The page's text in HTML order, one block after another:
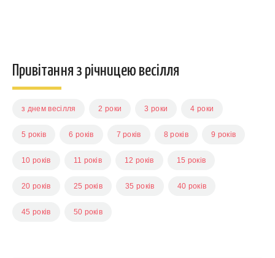
Привітання з річницею весілля
з днем весілля 2 роки 3 роки 4 роки
5 років 6 років 7 років 8 років 9 років
10 років 11 років 12 років 15 років
20 років 25 років 35 років 40 років
45 років 50 років